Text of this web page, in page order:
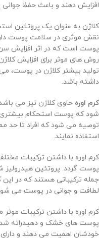
افزایش دهند و باعث حفظ
کلاژن به عنوان یک پروتئین
نقش موثری در سلامت پوست
پوست است که در اثر افزایش
روش های موثر برای افزایش
تولید بیشتر کلاژن در پوست،
داشته باشد.
کرم اوره حاوی کلاژن نیز می
شود که پوست استحکام بیشتری
توصیه می شود که افراد تا حد
استفاده نمایند.
کرم اوره با داشتن ترکیبات
پوست گردد. پروتئین هیدرولیز
جمله ترکیباتی هستند که در این
لطافت و جوانی در پوست می
کرم اوره با داشتن ترکیبات
پوست های خشک و دهیدراته
خودشان اهمیت می دهند و دارای